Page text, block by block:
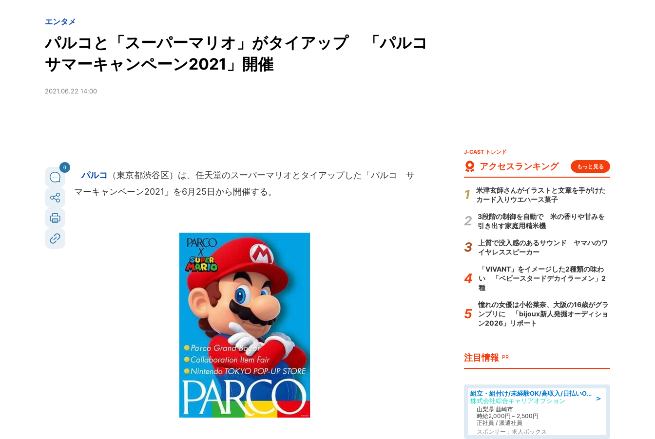
エンタメ
パルコと「スーパーマリオ」がタイアップ 「パルコ
サマーキャンペーン2021」開催
2021.06.22 14:00
0
パルコ （東京都渋谷区）は、任天堂のスーパーマリオとタイアップした「パルコ サ
マーキャンペーン2021」を6月25日から開催する。
J-CAST トレンド
アクセスランキング もっと見る
米津玄師さんがイラストと文章を手がけた
カード入りウエハース菓子
3段階の制御を自動で 米の香りや甘みを
引き出す家庭用精米機
上質で没入感のあるサウンド ヤマハのワ
イヤレススピーカー
「VIVANT」をイメージした2種類の味わ
い 「ベビースタードデカイラーメン」2
種
憧れの女優は小松菜奈、大阪の16歳がグラ
ンプリに 「bijoux新人発掘オーディショ
ン2026」リポート
注目情報 PR
＞
組立・組付け/未経験OK/高収入/日払いOK/寮費無料/日勤
株式会社綜合キャリアオプション
山梨県 韮崎市
時給2,000円～2,500円
正社員 / 派遣社員
スポンサー：求人ボックス